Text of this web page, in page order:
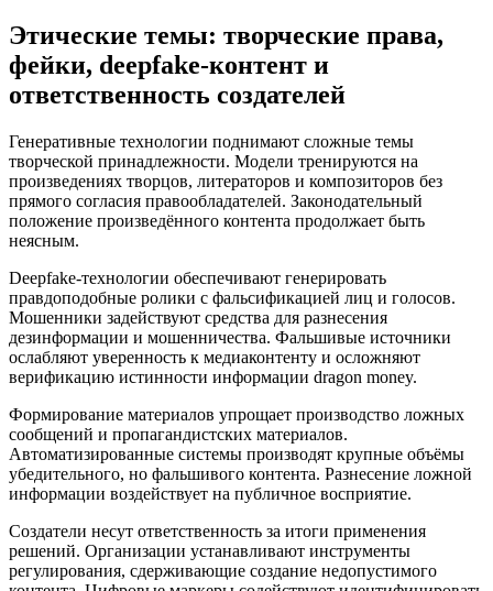
Этические темы: творческие права,
фейки, deepfake‑контент и
ответственность создателей
Генеративные технологии поднимают сложные темы
творческой принадлежности. Модели тренируются на
произведениях творцов, литераторов и композиторов без
прямого согласия правообладателей. Законодательный
положение произведённого контента продолжает быть
неясным.
Deepfake-технологии обеспечивают генерировать
правдоподобные ролики с фальсификацией лиц и голосов.
Мошенники задействуют средства для разнесения
дезинформации и мошенничества. Фальшивые источники
ослабляют уверенность к медиаконтенту и осложняют
верификацию истинности информации dragon money.
Формирование материалов упрощает производство ложных
сообщений и пропагандистских материалов.
Автоматизированные системы производят крупные объёмы
убедительного, но фальшивого контента. Разнесение ложной
информации воздействует на публичное восприятие.
Создатели несут ответственность за итоги применения
решений. Организации устанавливают инструменты
регулирования, сдерживающие создание недопустимого